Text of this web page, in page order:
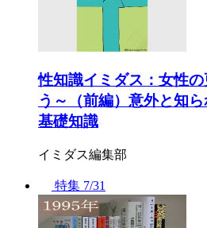
性知識イミダス：女性
う～（前編）意外と知
基礎知識
イミダス編集部
特集 7/31